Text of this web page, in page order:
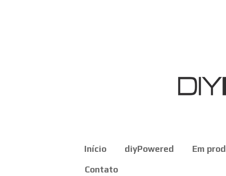
Início diyPowered Em
Contato